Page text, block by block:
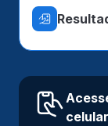
celular